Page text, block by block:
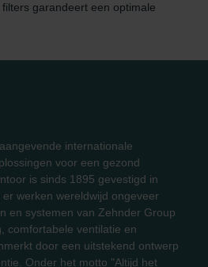
garandeert een optimale
internationale
voor een gezond
is sinds 1895 gevestigd in
werken wereldwijd ongeveer
en systemen van Zehnder Group
comfortabele ventilatie en
door een uitstekend ontwerp
Onder het motto "Altijd het